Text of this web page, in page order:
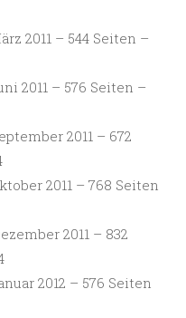
2011 – 544 Seiten –
2011 – 576 Seiten –
2011 – 672
2011 – 768 Seiten
2011 – 832
2012 – 576 Seiten